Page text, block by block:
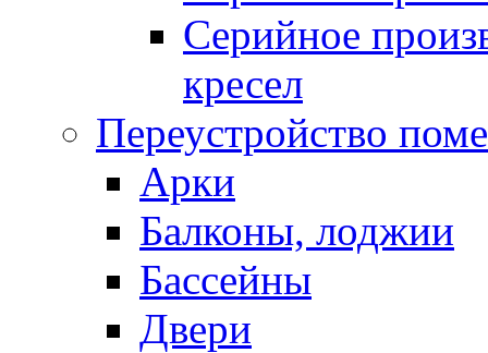
Серийное
кресел
Переустройство
Арки
Балконы, лоджии
Бассейны
Двери